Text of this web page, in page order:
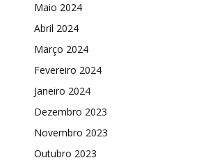
Maio 2024
Abril 2024
Março 2024
Fevereiro 2024
Janeiro 2024
Dezembro 2023
Novembro 2023
Outubro 2023